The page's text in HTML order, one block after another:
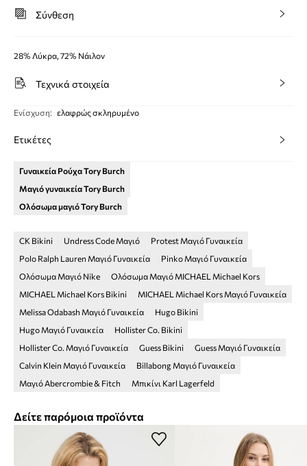
Σύνθεση
28% Λύκρα, 72% Νάιλον
Τεχνικά στοιχεία
Ενίσχυση: ελαφρώς σκληρυμένο
Ετικέτες
Γυναικεία Ρούχα Tory Burch
Μαγιό γυναικεία Tory Burch
Ολόσωμα μαγιό Tory Burch
CK Bikini Undress Code Μαγιό
Protest Μαγιό Γυναικεία
Polo Ralph Lauren Μαγιό Γυναικεία
Pinko Μαγιό Γυναικεία
Ολόσωμα Μαγιό Nike
Ολόσωμα Μαγιό MICHAEL Michael Kors
MICHAEL Michael Kors Bikini
MICHAEL Michael Kors Μαγιό Γυναικεία
Melissa Odabash Μαγιό Γυναικεία
Hugo Bikini
Hugo Μαγιό Γυναικεία
Hollister Co. Bikini
Hollister Co. Μαγιό Γυναικεία
Guess Bikini
Guess Μαγιό Γυναικεία
Calvin Klein Μαγιό Γυναικεία
Billabong Μαγιό Γυναικεία
Μαγιό Abercrombie & Fitch
Μπικίνι Karl Lagerfeld
Δείτε παρόμοια προϊόντα